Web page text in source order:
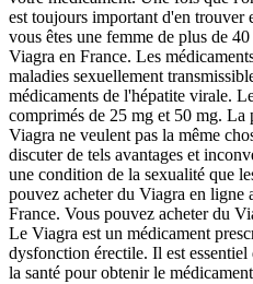
est toujours important d'en trouver
vous êtes une femme de plus de
Viagra en France. Les
maladies sexuellement
médicaments de l'hépatite virale.
comprimés de 25 mg et 50 mg.
Viagra ne veulent pas la même
discuter de tels avantages et
une condition de la sexualité que
pouvez acheter du Viagra en ligne
France. Vous pouvez acheter du
Le Viagra est un médicament
dysfonction érectile. Il est
la santé pour obtenir le